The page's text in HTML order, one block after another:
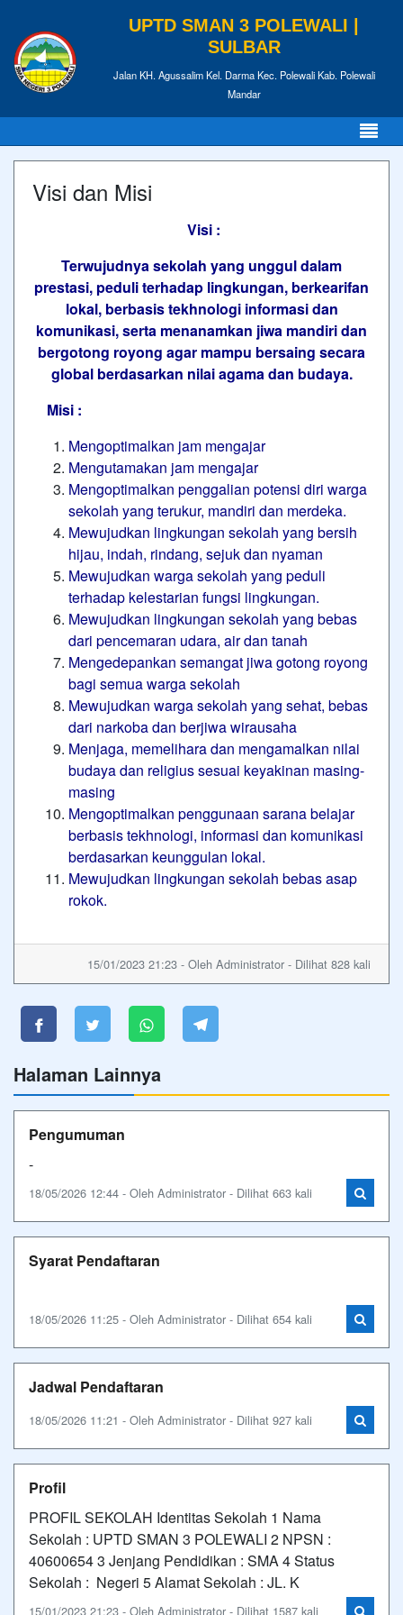
UPTD SMAN 3 POLEWALI |
SULBAR
Jalan KH. Agussalim Kel. Darma Kec. Polewali Kab. Polewali
Mandar
Visi dan Misi
Visi :
Terwujudnya sekolah yang unggul dalam
prestasi, peduli terhadap lingkungan, berkearifan
lokal, berbasis tekhnologi informasi dan
komunikasi, serta menanamkan jiwa mandiri dan
bergotong royong agar mampu bersaing secara
global berdasarkan nilai agama dan budaya.
Misi :
Mengoptimalkan jam mengajar
Mengutamakan jam mengajar
Mengoptimalkan penggalian potensi diri warga
sekolah yang terukur, mandiri dan merdeka.
Mewujudkan lingkungan sekolah yang bersih
hijau, indah, rindang, sejuk dan nyaman
Mewujudkan warga sekolah yang peduli
terhadap kelestarian fungsi lingkungan.
Mewujudkan lingkungan sekolah yang bebas
dari pencemaran udara, air dan tanah
Mengedepankan semangat jiwa gotong royong
bagi semua warga sekolah
Mewujudkan warga sekolah yang sehat, bebas
dari narkoba dan berjiwa wirausaha
Menjaga, memelihara dan mengamalkan nilai
budaya dan religius sesuai keyakinan masing-
masing
Mengoptimalkan penggunaan sarana belajar
berbasis tekhnologi, informasi dan komunikasi
berdasarkan keunggulan lokal.
Mewujudkan lingkungan sekolah bebas asap
rokok.
15/01/2023 21:23 - Oleh Administrator - Dilihat 828 kali
Halaman Lainnya
Pengumuman
-
18/05/2026 12:44 - Oleh Administrator - Dilihat 663 kali
Syarat Pendaftaran
18/05/2026 11:25 - Oleh Administrator - Dilihat 654 kali
Jadwal Pendaftaran
18/05/2026 11:21 - Oleh Administrator - Dilihat 927 kali
Profil
PROFIL SEKOLAH Identitas Sekolah 1 Nama
Sekolah : UPTD SMAN 3 POLEWALI 2 NPSN :
40600654 3 Jenjang Pendidikan : SMA 4 Status
Sekolah : Negeri 5 Alamat Sekolah : JL. K
15/01/2023 21:23 - Oleh Administrator - Dilihat 1587 kali